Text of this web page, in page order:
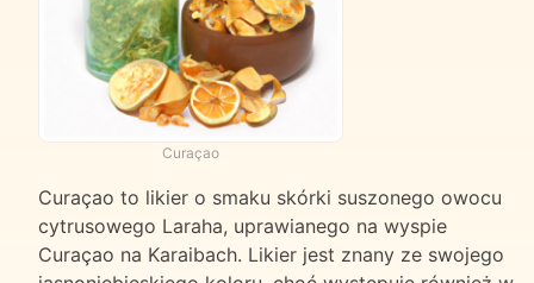
Curaçao
Curaçao to likier o smaku skórki suszonego owocu
cytrusowego Laraha, uprawianego na wyspie
Curaçao na Karaibach. Likier jest znany ze swojego